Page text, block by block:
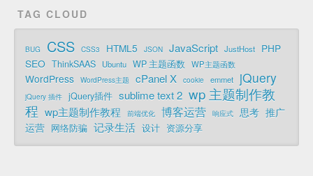
TAG CLOUD
BUG CSS CSS3 HTML5 JSON JavaScript JustHost
PHP
SEO ThinkSAAS Ubuntu WP 主题函数 WP主题函数
WordPress WordPress主题 cPanel X cookie emmet jQuery
jQuery 插件 jQuery插件 sublime text 2 wp 主题制作教
程 wp主题制作教程 前端优化 博客运营 响应式 思考 推广
运营 网络防骗 记录生活 设计 资源分享